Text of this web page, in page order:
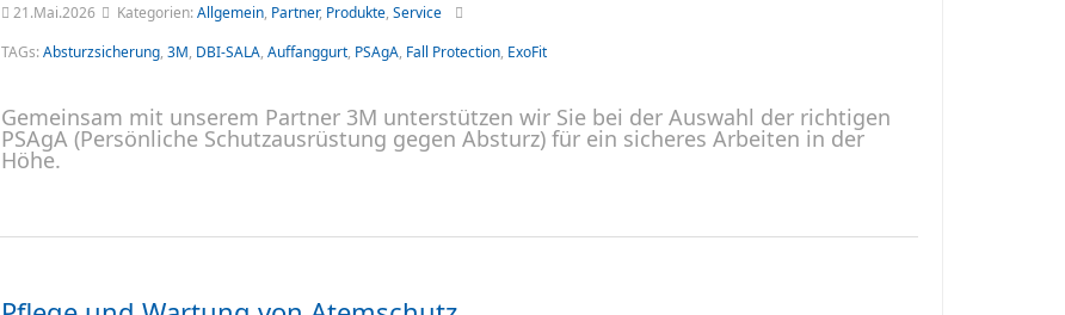
21.Mai.2026 Kategorien:Allgemein, Partner, Produkte, Service
TAGs:Absturzsicherung, 3M, DBI-SALA, Auffanggurt, PSAgA, Fall Protection, ExoFit
Gemeinsam mit unserem Partner 3M unterstützen wir Sie bei der Auswahl der richtigen
PSAgA (Persönliche Schutzausrüstung gegen Absturz) für ein sicheres Arbeiten in der
Höhe.